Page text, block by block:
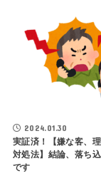
2024.01.30
実証済！【嫌な客、
対処法】結論、落ち
です